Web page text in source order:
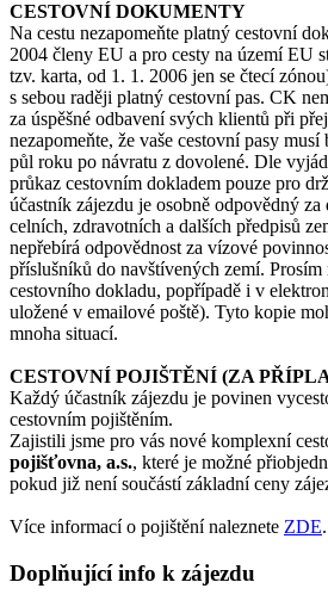
CESTOVNÍ DOKUMENTY
Na cestu nezapomeňte platný cestovní
2004 členy EU a pro cesty na území EU
tzv. karta, od 1. 1. 2006 jen se čtecí
s sebou raději platný cestovní pas. CK
za úspěšné odbavení svých klientů při
nezapomeňte, že vaše cestovní pasy musí
půl roku po návratu z dovolené. Dle
průkaz cestovním dokladem pouze pro
účastník zájezdu je osobně odpovědný
celních, zdravotních a dalších předpisů
nepřebírá odpovědnost za vízové
příslušníků do navštívených zemí.
cestovního dokladu, popřípadě i v
uložené v emailové poště). Tyto kopie
mnoha situací.
CESTOVNÍ POJIŠTĚNÍ (ZA
Každý účastník zájezdu je povinen
cestovním pojištěním.
Zajistili jsme pro vás nové komplexní
pojišťovna, a.s., které je možné
pokud již není součástí základní ceny
Více informací o pojištění naleznete ZDE.
Doplňující info k zájezdu